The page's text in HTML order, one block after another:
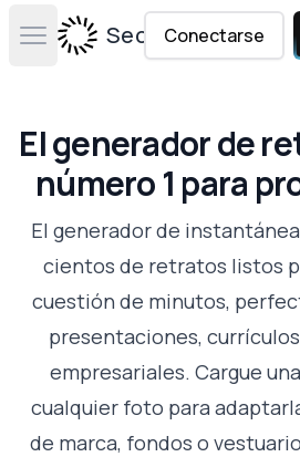
Open main menuSecta Labs
Conectarse
El generador de
número 1 para
El generador de
cientos de retratos listos
cuestión de minutos,
presentaciones,
empresariales. Cargue
cualquier foto para
de marca, fondos o